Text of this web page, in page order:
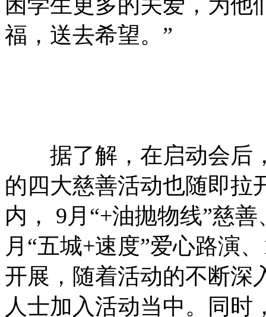
福，送去希望。”
据了解，在启动会后，
的四大慈善活动也随即拉
内， 9月“+油抛物线”慈
月“五城+速度”爱心路演
开展，随着活动的不断深
人士加入活动当中。同时